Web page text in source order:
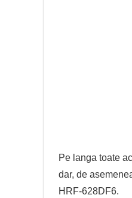
Pe langa toate
dar, de
HRF-628DF6.